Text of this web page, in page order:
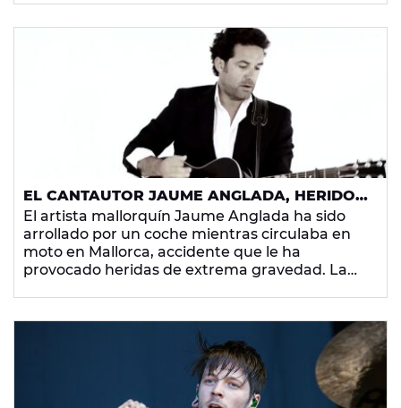
EL CANTAUTOR JAUME ANGLADA, HERIDO
MUY GRAVE TRAS SUFRIR UN ACCIDENTE DE
TRÁFICO
El artista mallorquín Jaume Anglada ha sido
arrollado por un coche mientras circulaba en
moto en Mallorca, accidente que le ha
provocado heridas de extrema gravedad. La